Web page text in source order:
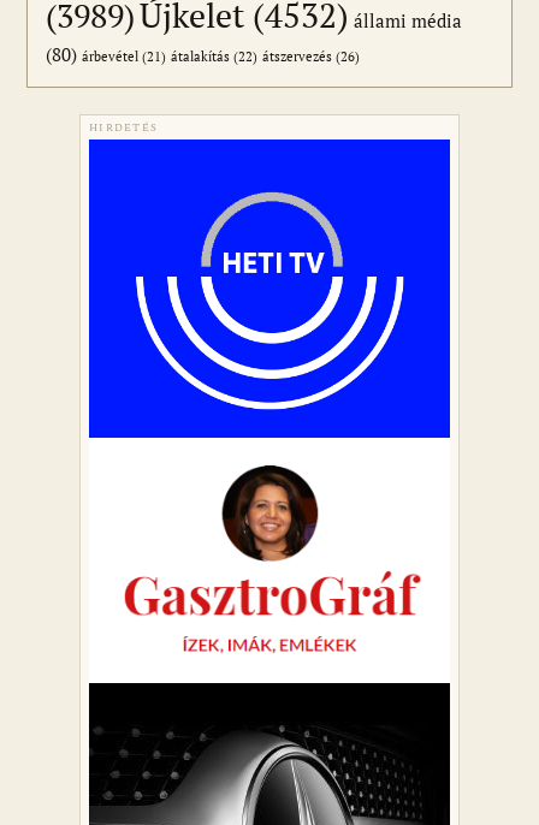
(3989)Újkelet (4532) állami média
(80) árbevétel (21) átalakítás (22) átszervezés (26)
HIRDETÉS